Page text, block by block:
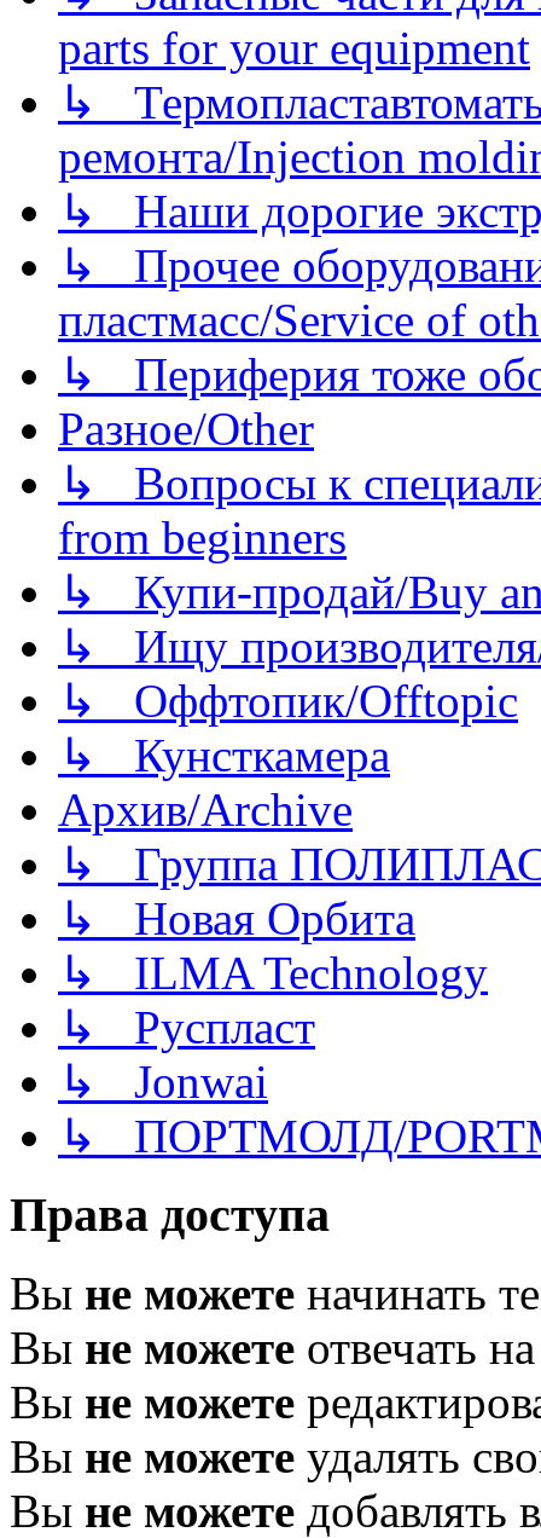
parts for your equipment
↳
ремонта/Injection
↳ Наши дорогие
↳ Прочее
пластмасс/Service of
↳ Периферия тоже
Разное/Other
↳ Вопросы к
from beginners
↳ Купи-продай/Buy
↳ Ищу
↳ Оффтопик/Offtopic
↳ Кунсткамера
Архив/Archive
↳ Группа
↳ Новая Орбита
↳ ILMA Technology
↳ Руспласт
↳ Jonwai
↳ ПОРТМОЛД/
Права доступа
Вы не можете начинать
Вы не можете отвечать
Вы не можете
Вы не можете удалять
Вы не можете добавлять